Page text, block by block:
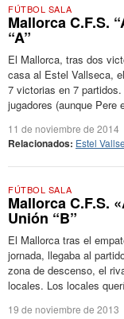
FÚTBOL SALA
Mallorca C.F.S.
“A”
El Mallorca, tras dos
casa al Estel Vallseca,
7 victorias en 7
jugadores (aunque
11 de noviembre de 2014
Relacionados: Estel
FÚTBOL SALA
Mallorca C.F.S.
Unión “B”
El Mallorca tras el
jornada, llegaba al
zona de descenso, el
locales. Los locales
19 de noviembre de 2013